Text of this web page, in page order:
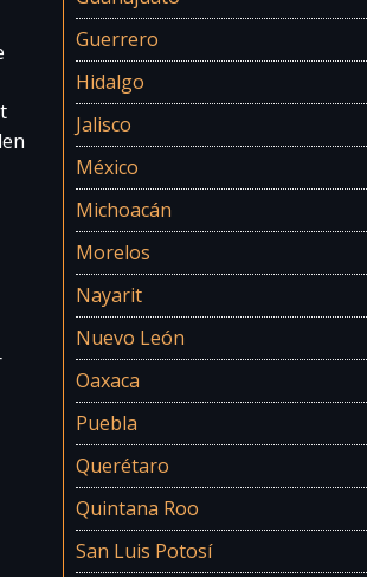
Guerrero
Hidalgo
Jalisco
México
Michoacán
Morelos
Nayarit
Nuevo León
Oaxaca
Puebla
Querétaro
Quintana Roo
San Luis Potosí